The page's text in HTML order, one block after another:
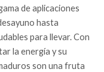
de aplicaciones
hasta
para llevar. Con
la energía y su
son una fruta